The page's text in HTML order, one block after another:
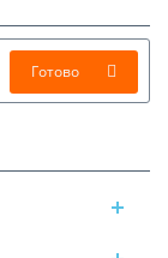
Готово